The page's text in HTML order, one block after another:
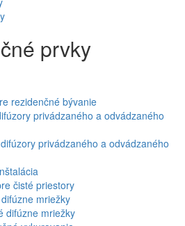
prvky
rezidenčné bývanie
privádzaného a odvádzaného
privádzaného a odvádzaného
čisté priestory
mriežky
difúzne mriežky